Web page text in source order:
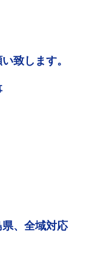
致します。
、全域対応